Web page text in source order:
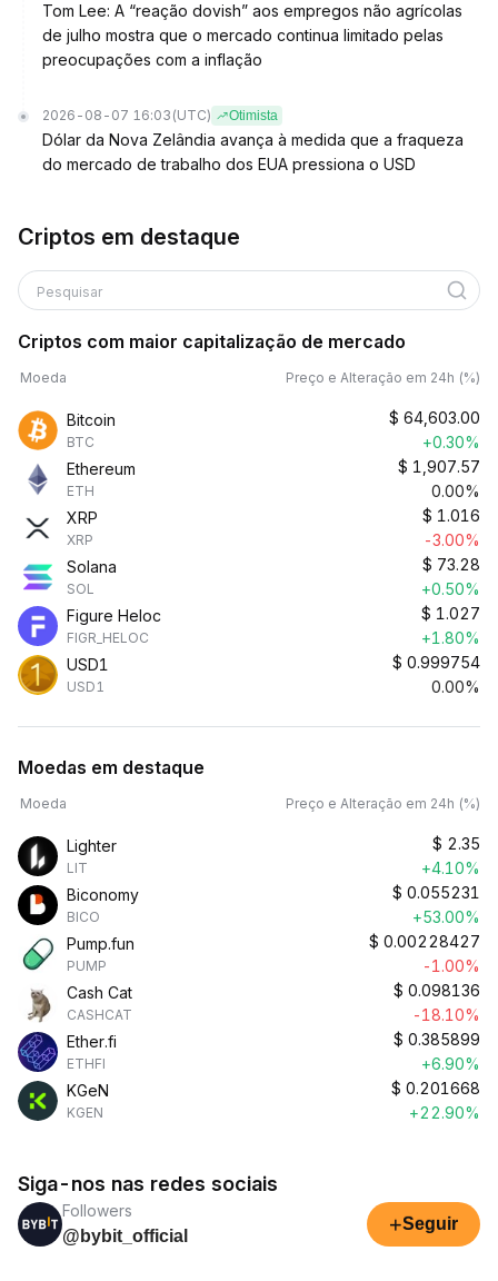
Tom Lee: A “reação dovish” aos empregos não agrícolas
de julho mostra que o mercado continua limitado pelas
preocupações com a inflação
2026-08-07 16:03 (UTC) Otimista
Dólar da Nova Zelândia avança à medida que a fraqueza
do mercado de trabalho dos EUA pressiona o USD
Criptos em destaque
Pesquisar
Criptos com maior capitalização de mercado
Moeda Preço e Alteração em 24h (%)
Bitcoin
BTC
$ 64,603.00
+0.30%
Ethereum
ETH
$ 1,907.57
0.00%
XRP
XRP
$ 1.016
-3.00%
Solana
SOL
$ 73.28
+0.50%
Figure Heloc
FIGR_HELOC
$ 1.027
+1.80%
USD1
USD1
$ 0.999754
0.00%
Moedas em destaque
Moeda Preço e Alteração em 24h (%)
Lighter
LIT
$ 2.35
+4.10%
Biconomy
BICO
$ 0.055231
+53.00%
Pump.fun
PUMP
$ 0.00228427
-1.00%
Cash Cat
CASHCAT
$ 0.098136
-18.10%
Ether.fi
ETHFI
$ 0.385899
+6.90%
KGeN
KGEN
$ 0.201668
+22.90%
Siga-nos nas redes sociais
Followers
@bybit_official
+Seguir